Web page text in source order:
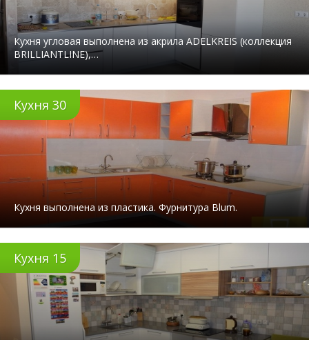
Кухня угловая выполнена из акрила ADELKREIS (коллекция
BRILLIANTLINE),…
Кухня 30
Кухня выполнена из пластика. Фурнитура Blum.
Кухня 15